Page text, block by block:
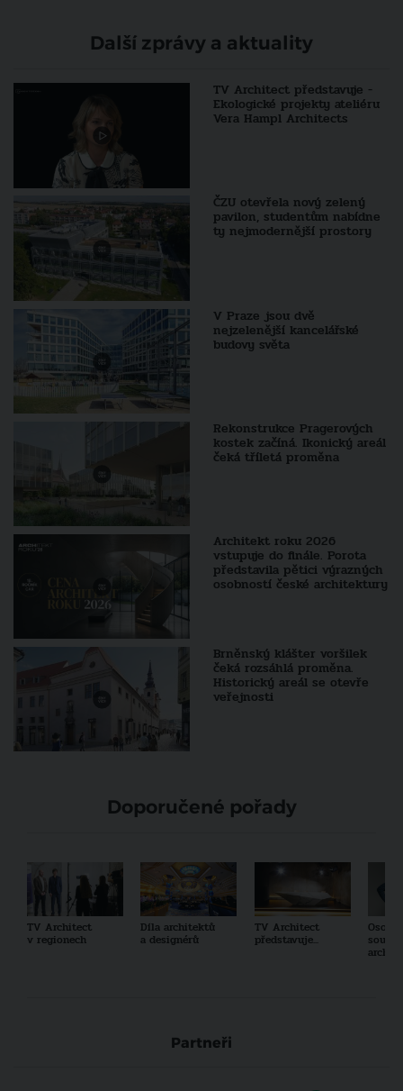
Další zprávy a aktuality
TV Architect představuje -
Ekologické projekty ateliéru
Vera Hampl Architects
ČZU otevřela nový zelený
pavilon, studentům nabídne
ty nejmodernější prostory
V Praze jsou dvě
nejzelenější kancelářské
budovy světa
Rekonstrukce Pragerových
kostek začíná. Ikonický areál
čeká tříletá proměna
Architekt roku 2026
vstupuje do finále. Porota
představila pětici výrazných
osobností české architektury
Brněnský klášter voršilek
čeká rozsáhlá proměna.
Historický areál se otevře
veřejnosti
Doporučené pořady
TV Architect
v regionech
Díla architektů
a designérů
TV Architect
představuje...
Partneři